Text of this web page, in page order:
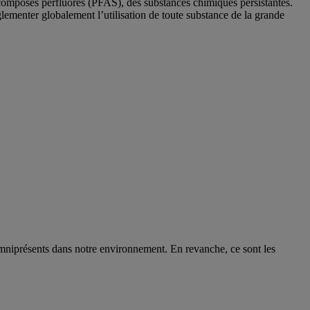
perfluorés (PFAS), des substances chimiques persistantes.
globalement l’utilisation de toute substance de la grande
dans notre environnement. En revanche, ce sont les